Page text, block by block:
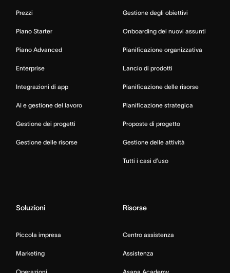
Prezzi
Piano Starter
Piano Advanced
Enterprise
Integrazioni di app
AI e gestione del lavoro
Gestione dei progetti
Gestione delle risorse
Gestione degli obiettivi
Onboarding dei nuovi assunti
Pianificazione organizzativa
Lancio di prodotti
Pianificazione delle risorse
Pianificazione strategica
Proposte di progetto
Gestione delle attività
Tutti i casi d’uso
Soluzioni
Piccola impresa
Marketing
Operazioni
Risorse
Centro assistenza
Assistenza
Asana Academy